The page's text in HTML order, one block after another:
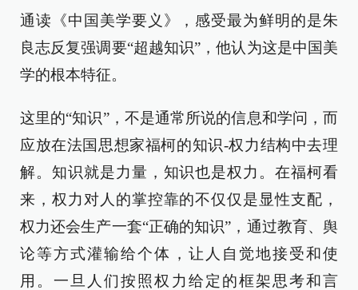
通读《中国美学要义》，感受最为鲜明的是朱
良志反复强调要“超越知识”，他认为这是中国美
学的根本特征。
这里的“知识”，不是通常所说的信息和学问，而
应放在法国思想家福柯的知识-权力结构中去理
解。知识就是力量，知识也是权力。在福柯看
来，权力对人的掌控靠的不仅仅是显性支配，
权力还会生产一套“正确的知识”，通过教育、舆
论等方式灌输给个体，让人自觉地接受和使
用。一旦人们按照权力给定的框架思考和言